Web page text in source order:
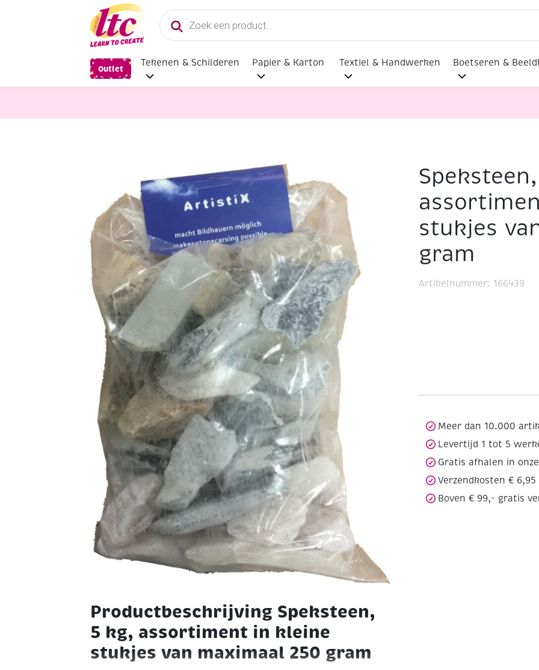
Producten
zoeken
Outlet
Tekenen & Schilderen Papier & Karton Textiel & Handwerken Boetseren &
Speksteen bewerken Speksteen, 5 kg, assortiment in kleine stukjes van maximaal 250 gram
Productbeschrijving Speksteen,
5 kg, assortiment in kleine
stukjes van maximaal 250 gram
stukjes
gram
Artikelnummer: 166439
Meer dan 10.000
Levertijd 1 tot 5
Gratis afhalen in
Verzendkosten € 6,95
Boven € 99,- gratis